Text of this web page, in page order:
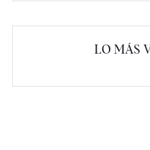
LO MÁS